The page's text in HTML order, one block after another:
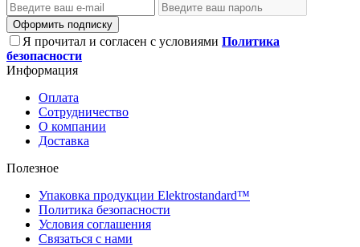
Оформить подписку
Я прочитал и согласен с условиями Политика
безопасности
Информация
Оплата
Сотрудничество
О компании
Доставка
Полезное
Упаковка продукции Elektrostandard™
Политика безопасности
Условия соглашения
Связаться с нами